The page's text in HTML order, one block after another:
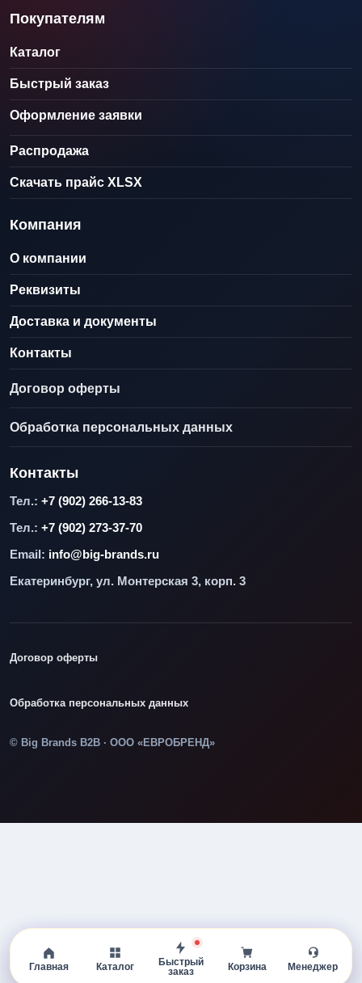
Покупателям
Каталог
Быстрый заказ
Оформление заявки
Распродажа
Скачать прайс XLSX
Компания
О компании
Реквизиты
Доставка и документы
Контакты
Договор оферты
Обработка персональных данных
Контакты
Тел.: +7 (902) 266-13-83
Тел.: +7 (902) 273-37-70
Email: info@big-brands.ru
Екатеринбург, ул. Монтерская 3, корп. 3
Договор оферты
Обработка персональных данных
© Big Brands B2B · ООО «ЕВРОБРЕНД»
Главная Каталог
Быстрый
заказ
Корзина Менеджер